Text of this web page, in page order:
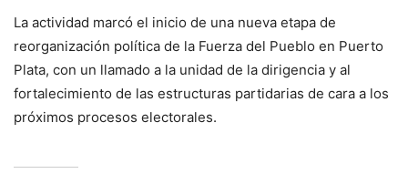
La actividad marcó el inicio de una nueva etapa de
reorganización política de la Fuerza del Pueblo en Puerto
Plata, con un llamado a la unidad de la dirigencia y al
fortalecimiento de las estructuras partidarias de cara a los
próximos procesos electorales.